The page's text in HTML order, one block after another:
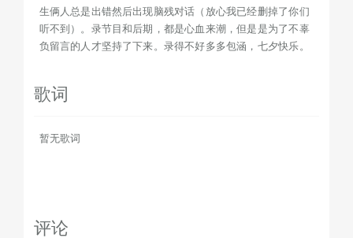
生俩人总是出错然后出现脑残对话（放心我已经删掉了你们
听不到）。录节目和后期，都是心血来潮，但是是为了不辜
负留言的人才坚持了下来。录得不好多多包涵，七夕快乐。
歌词
暂无歌词
评论